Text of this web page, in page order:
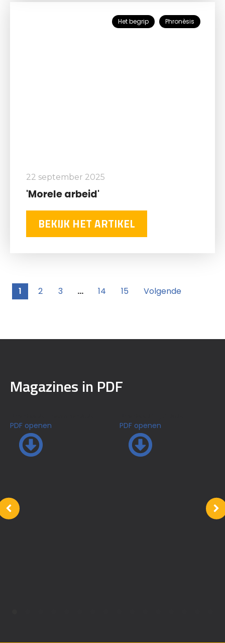
Het begrip Phronèsis
22 september 2025
'Morele arbeid'
BEKIJK HET ARTIKEL
1 2 3 … 14 15 Volgende
Magazines in PDF
PDF openen PDF openen